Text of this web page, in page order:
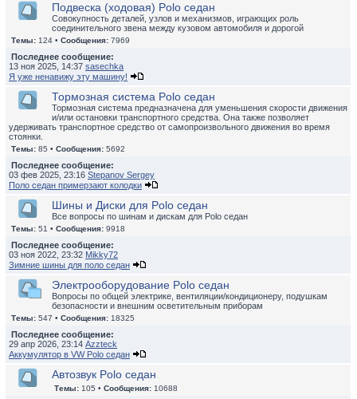
Подвеска (ходовая) Polo седан
Совокупность деталей, узлов и механизмов, играющих роль
соединительного звена между кузовом автомобиля и дорогой
Темы: 124 • Сообщения: 7969
Последнее сообщение:
13 ноя 2025, 14:37 sasechka
Я уже ненавижу эту машину!
Тормозная система Polo седан
Тормозная система предназначена для уменьшения скорости движения
и/или остановки транспортного средства. Она также позволяет
удерживать транспортное средство от самопроизвольного движения во время
стоянки.
Темы: 85 • Сообщения: 5692
Последнее сообщение:
03 фев 2025, 23:16 Stepanov Sergey
Поло седан примерзают колодки
Шины и Диски для Polo седан
Все вопросы по шинам и дискам для Polo седан
Темы: 51 • Сообщения: 9918
Последнее сообщение:
03 ноя 2022, 23:32 Mikky72
Зимние шины для поло седан
Электрооборудование Polo седан
Вопросы по общей электрике, вентиляции/кондиционеру, подушкам
безопасности и внешним осветительным приборам
Темы: 547 • Сообщения: 18325
Последнее сообщение:
29 апр 2026, 23:14 Azzteck
Аккумулятор в VW Polo седан
Автозвук Polo седан
Темы: 105 • Сообщения: 10688